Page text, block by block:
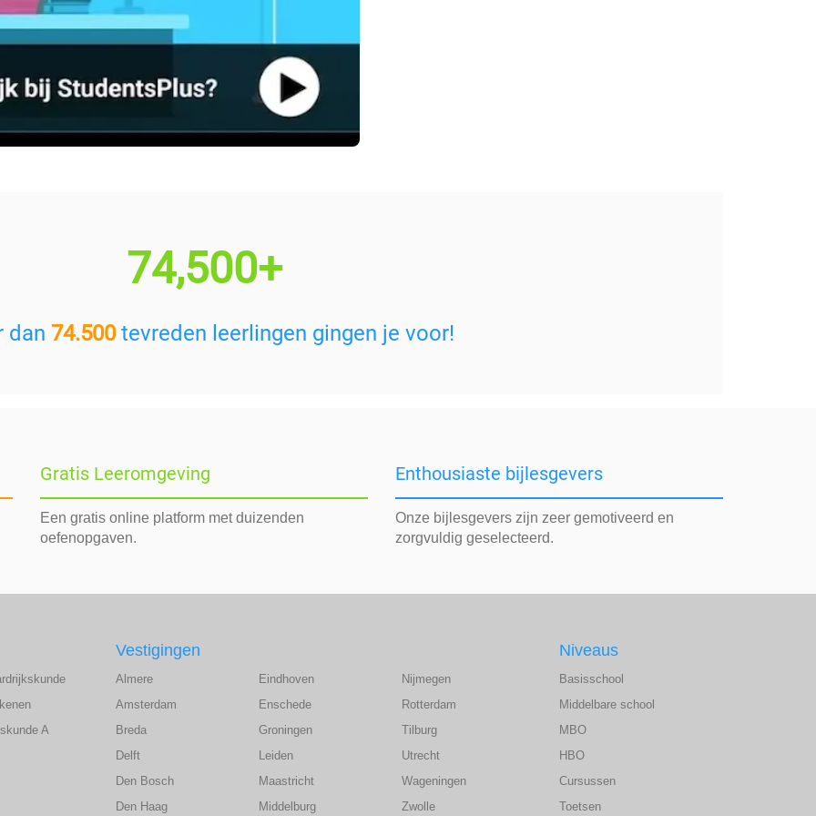
74,500+
dan 74.500tevreden leerlingen gingen je voor!
Gratis Leeromgeving
Een gratis online platform met duizenden
oefenopgaven.
Enthousiaste bijlesgevers
Onze bijlesgevers zijn zeer gemotiveerd en
zorgvuldig geselecteerd.
A
Vestigingen
Almere
Amsterdam
Breda
Delft
Den Bosch
Den Haag
Eindhoven
Enschede
Groningen
Leiden
Maastricht
Middelburg
Nijmegen
Rotterdam
Tilburg
Utrecht
Wageningen
Zwolle
Niveaus
Basisschool
Middelbare school
MBO
HBO
Cursussen
Toetsen